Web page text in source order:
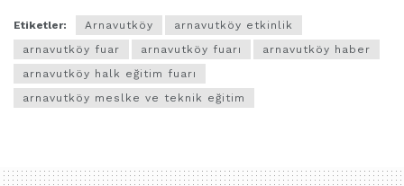
Etiketler: Arnavutköy
arnavutköy etkinlik
arnavutköy fuar
arnavutköy fuarı
arnavutköy haber
arnavutköy halk eğitim fuarı
arnavutköy meslke ve teknik eğitim